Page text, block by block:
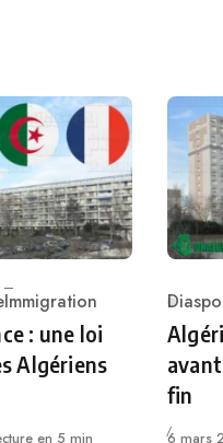
Immigration
: une loi
Algériens
en 5 min
fin
6 mars